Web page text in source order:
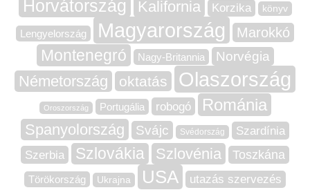
Horvátország Kalifornia Korzika könyv
Lengyelország Magyarország Marokkó
Montenegró Nagy-Britannia Norvégia
Németország oktatás Olaszország
Oroszország Portugália robogó Románia
Spanyolország Svájc Svédország
Szardínia
Szerbia
Szlovákia Szlovénia Toszkána
Törökország Ukrajna USA utazás szervezés